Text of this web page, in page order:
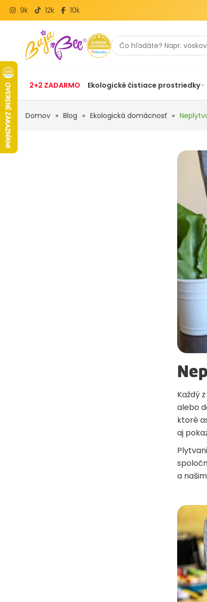
9k 12k 10k
2+2 ZADARMO Ekologické čistiace prostriedky
Domov » Blog » Ekologická domácnosť »
Každý
alebo
ktoré
aj
a